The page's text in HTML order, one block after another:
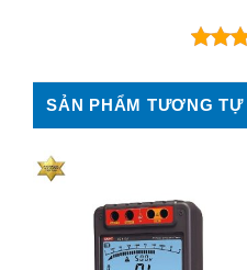
SẢN PHẨM TƯƠNG TỰ